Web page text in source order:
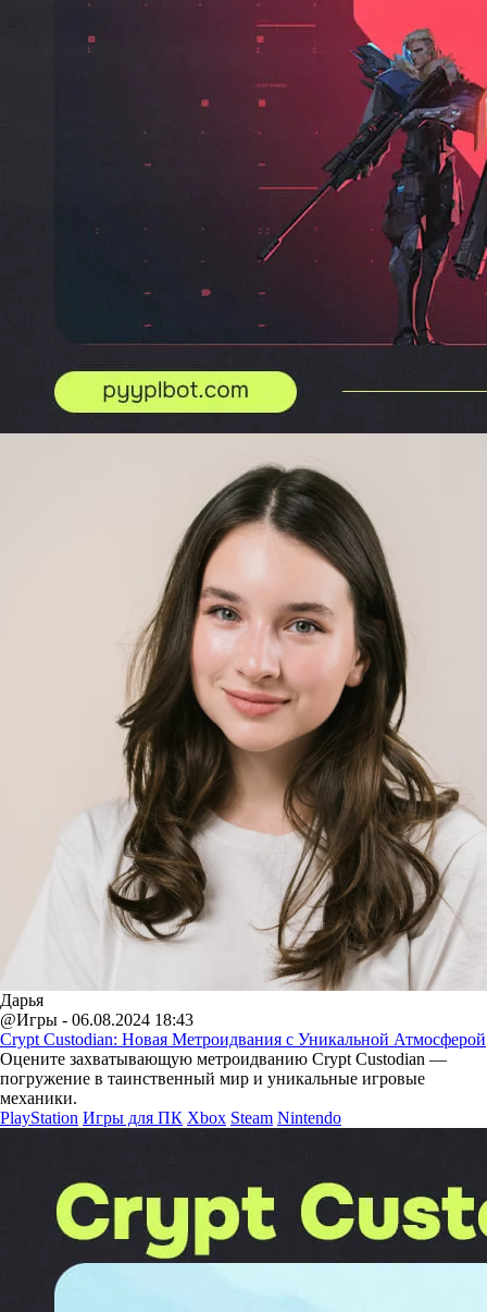
Дарья
@Игры - 06.08.2024 18:43
Crypt Custodian: Новая Метроидвания с Уникальной Атмосферой
Оцените захватывающую метроидванию Crypt Custodian —
погружение в таинственный мир и уникальные игровые
механики.
PlayStation Игры для ПК Xbox Steam Nintendo